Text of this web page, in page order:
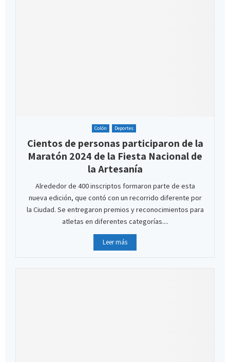
Colón Deportes
Cientos de personas participaron de la
Maratón 2024 de la Fiesta Nacional de
la Artesanía
Alrededor de 400 inscriptos formaron parte de esta
nueva edición, que contó con un recorrido diferente por
la Ciudad. Se entregaron premios y reconocimientos para
atletas en diferentes categorías....
Leer más